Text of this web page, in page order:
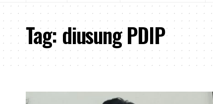
Tag:diusung PDIP